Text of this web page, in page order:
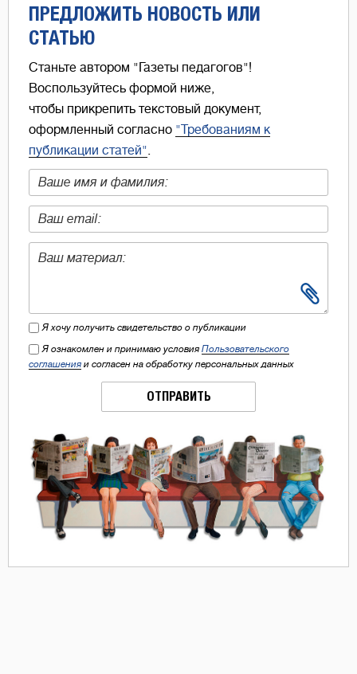
ПРЕДЛОЖИТЬ НОВОСТЬ ИЛИ
СТАТЬЮ
Станьте автором "Газеты педагогов"!
Воспользуйтесь формой ниже,
чтобы прикрепить текстовый документ,
оформленный согласно "Требованиям к
публикации статей"
Я хочу получить свидетельство о публикации
Я ознакомлен и принимаю условия Пользовательского
соглашения и согласен на обработку персональных данных
ОТПРАВИТЬ